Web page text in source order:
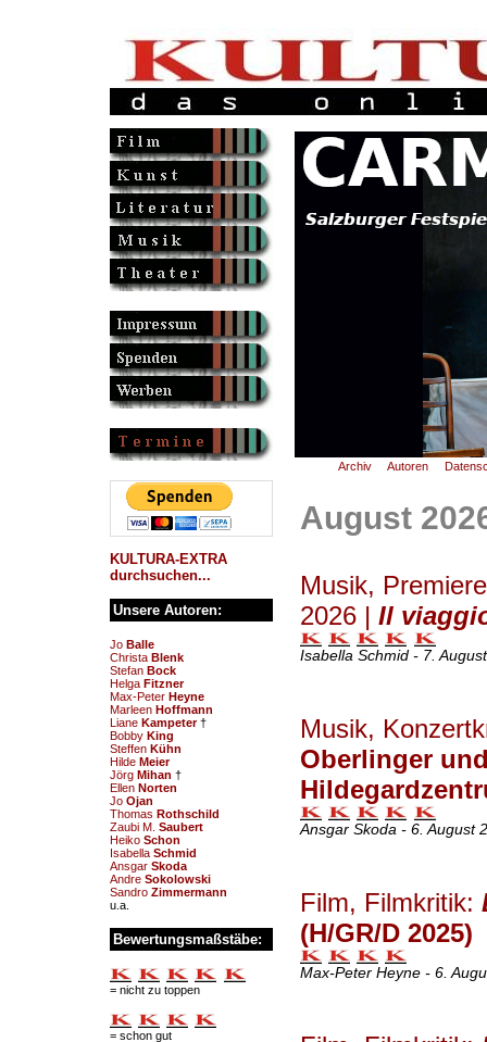
KULTURA-EXTRA
durchsuchen...
Unsere Autoren:
Jo Balle
Christa Blenk
Stefan Bock
Helga Fitzner
Max-Peter Heyne
Marleen Hoffmann
Liane Kampeter†
Bobby King
Steffen Kühn
Hilde Meier
Jörg Mihan †
Ellen Norten
Jo Ojan
Thomas Rothschild
Zaubi M. Saubert
Heiko Schon
Isabella Schmid
Ansgar Skoda
Andre Sokolowski
Sandro Zimmermann
u.a.
Bewertungsmaßstäbe:
= nicht zu toppen
= schon gut
Archiv Autoren
August
Musik,
2026 | Il
Isabella Schmid - 7.
Musik,
Oberlinger
Ansgar Skoda - 6. August
Film, Filmkritik:
(H/GR/D 2025)
Max-Peter Heyne - 6.